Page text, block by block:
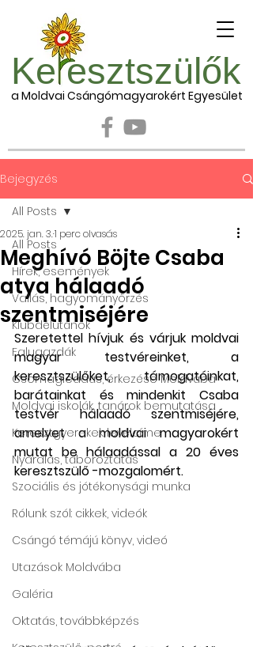
Ke esztszülők
a Moldvai Csángómagyarokért Egyesület
Bejegyzés
All Posts
Hírek, események
Vallás, hagyományőrzés
Klubdélutánok
Falugazdák
Csomagleadás, érkezése Moldvába
Moldvai iskolák, tanárok bemutatása
Keresztgyerekek levélcíme
Nyaralás, táboroztatás
Szociális és jótékonysági munka
Rólunk szól: cikkek, videók
Csángó témájú könyv, videó
Utazások Moldvába
Galéria
Oktatás, továbbképzés
All Posts
Meghívó Böjte Csaba
atya hálaadó
szentmiséjére
2025. jan. 3.1 perc olvasás
Szeretettel hívjuk és várjuk moldvai
magyar testvéreinket, a
keresztszülőket, támogatóinkat,
barátainkat és mindenkit Csaba
testvér hálaadó szentmiséjére,
amelyet a moldvai magyarokért
mutat be hálaadással a 20 éves
keresztszülő -mozgalomért.